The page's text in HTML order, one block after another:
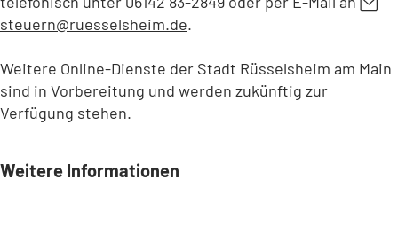
steuern
ruesselsheim de.
Weitere Online-Dienste der Stadt Rüsselsheim am Main
sind in Vorbereitung und werden zukünftig zur
Verfügung stehen.
Weitere Informationen